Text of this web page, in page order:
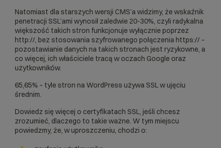
Natomiast dla starszych wersji CMS’a widzimy, że wskaźnik
penetracji SSL’ami wynosił zaledwie 20-30%, czyli radykalna
większość takich stron funkcjonuje wyłącznie poprzez
http://, bez stosowania szyfrowanego połączenia https:// –
pozostawianie danych na takich stronach jest ryzykowne, a
co więcej, ich właściciele tracą w oczach Google oraz
użytkowników.
65,65% – tyle stron na WordPress używa SSL w ujęciu
średnim.
Dowiedz się więcej o certyfikatach SSL, jeśli chcesz
zrozumieć, dlaczego to takie ważne. W tym miejscu
powiedzmy, że, w uproszczeniu, chodzi o: